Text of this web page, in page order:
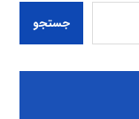
جستجو